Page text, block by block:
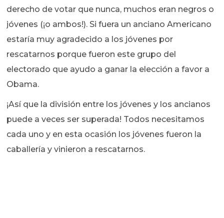
derecho de votar que nunca, muchos eran negros o
jóvenes (¡o ambos!). Si fuera un anciano Americano
estaría muy agradecido a los jóvenes por
rescatarnos porque fueron este grupo del
electorado que ayudo a ganar la elección a favor a
Obama.
¡Así que la división entre los jóvenes y los ancianos
puede a veces ser superada! Todos necesitamos
cada uno y en esta ocasión los jóvenes fueron la
caballería y vinieron a rescatarnos.